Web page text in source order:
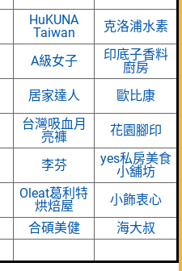
HuKUNA
Taiwan
克洛浦水素
A級女子
印底子香料
廚房
居家達人 歐比康
台灣吸血月
亮褲
花園腳印
李芬
yes私房美食
小舖坊
Oleat葛利特
烘焙屋
小飾衷心
合碩美健
海大叔